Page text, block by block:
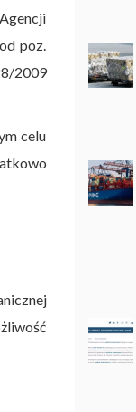
poz.
2009
celu